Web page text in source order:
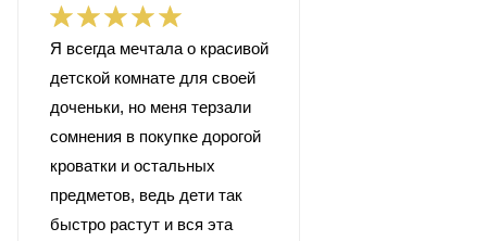
Я всегда мечтала о красивой
детской комнате для своей
доченьки, но меня терзали
сомнения в покупке дорогой
кроватки и остальных
предметов, ведь дети так
быстро растут и вся эта